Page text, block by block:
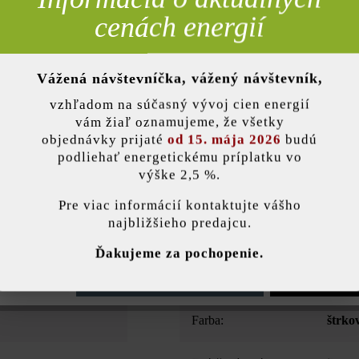
Opis produktu
sa postará o zábavu už pri ukladaní, pretože tieto okrúhle platne s
chodníkov a cestičiek dostáva kreativita voľnú ruku – a
platní sú rovnaké ako pri platniach LIV29/LIV a Dots29/Dots.
Ak uprednostňujete tieňovanie, žiadny problém: všetky farby,
Farba:
používa súbory cookie, aby vám ponúkla najlepšiu možnú funkčnosť...
Povoliť všetky
cenách energií
Vážená návštevníčka, vážený návštevník,
vzhľadom na súčasný vývoj cien energií
vám žiaľ oznamujeme, že všetky
objednávky prijaté od 15. mája 2026 budú
podliehať energetickému príplatku vo
výške 2,5 %.
Pre viac informácií kontaktujte vášho
najbližšieho predajcu.
Ďakujeme za pochopenie.